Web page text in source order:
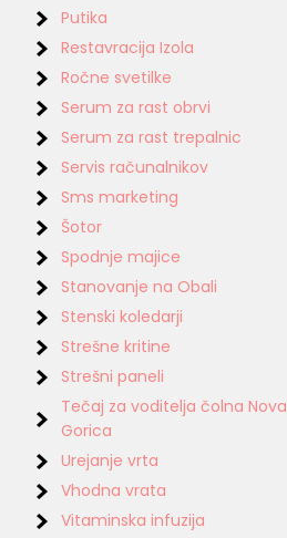
Putika
Restavracija Izola
Ročne svetilke
Serum za rast obrvi
Serum za rast trepalnic
Servis računalnikov
Sms marketing
Šotor
Spodnje majice
Stanovanje na Obali
Stenski koledarji
Strešne kritine
Strešni paneli
Tečaj za voditelja čolna Nova
Gorica
Urejanje vrta
Vhodna vrata
Vitaminska infuzija